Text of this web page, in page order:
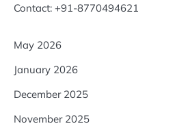
Contact: +91-8770494621
May 2026
January 2026
December 2025
November 2025